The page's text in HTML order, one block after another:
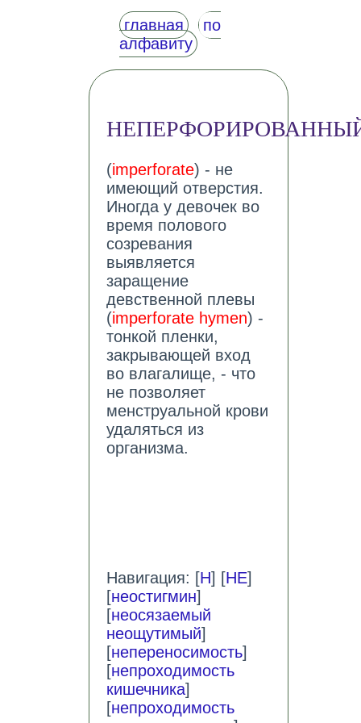
главная
по
алфавиту
(imperforate) - не
имеющий отверстия.
Иногда у девочек во
время полового
созревания
выявляется
заращение
девственной плевы
(imperforate hymen) -
тонкой пленки,
закрывающей вход
во влагалище, - что
не позволяет
менструальной крови
удаляться из
организма.
Навигация: [Н] [НЕ]
[неостигмин]
[неосязаемый
неощутимый]
[непереносимость]
[непроходимость
кишечника]
[непроходимость